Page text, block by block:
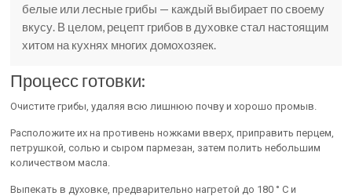
белые или лесные грибы — каждый выбирает по своему
вкусу. В целом, рецепт грибов в духовке стал настоящим
хитом на кухнях многих домохозяек.
Процесс готовки:
Очистите грибы, удаляя всю лишнюю почву и хорошо промыв.
Расположите их на противень ножками вверх, приправить перцем,
петрушкой, солью и сыром пармезан, затем полить небольшим
количеством масла.
Выпекать в духовке, предварительно нагретой до 180 ° С и